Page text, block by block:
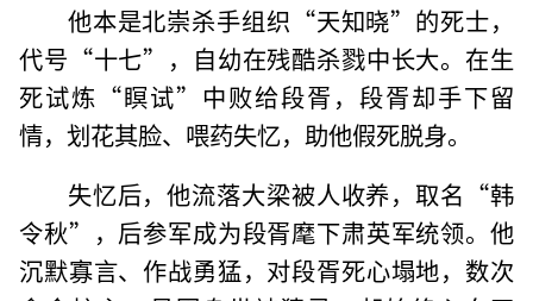
他本是北崇杀手组织“天知晓”的死士，
代号“十七”，自幼在残酷杀戮中长大。在生
死试炼“瞑试”中败给段胥，段胥却手下留
情，划花其脸、喂药失忆，助他假死脱身。
失忆后，他流落大梁被人收养，取名“韩
令秋”，后参军成为段胥麾下肃英军统领。他
沉默寡言、作战勇猛，对段胥死心塌地，数次